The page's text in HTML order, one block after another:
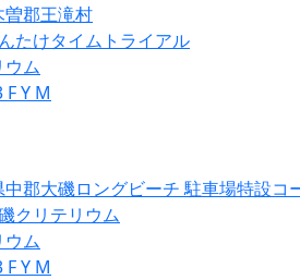
曽郡王滝村
たけタイムトライアル
ウム
FY M
郡大磯ロングビーチ 駐車場特設コ
クリテリウム
ウム
FY M